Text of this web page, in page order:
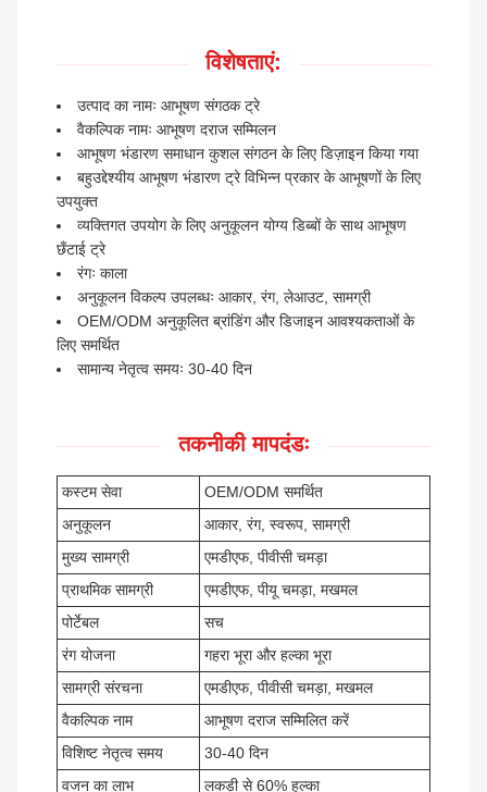
विशेषताएं:
उत्पाद का नामः आभूषण संगठक ट्रे
वैकल्पिक नामः आभूषण दराज सम्मिलन
आभूषण भंडारण समाधान कुशल संगठन के लिए डिज़ाइन किया गया
बहुउद्देश्यीय आभूषण भंडारण ट्रे विभिन्न प्रकार के आभूषणों के लिए
उपयुक्त
व्यक्तिगत उपयोग के लिए अनुकूलन योग्य डिब्बों के साथ आभूषण
छँटाई ट्रे
रंगः काला
अनुकूलन विकल्प उपलब्धः आकार, रंग, लेआउट, सामग्री
OEM/ODM अनुकूलित ब्रांडिंग और डिजाइन आवश्यकताओं के
लिए समर्थित
सामान्य नेतृत्व समयः 30-40 दिन
तकनीकी मापदंडः
कस्टम सेवा
OEM/ODM समर्थित
अनुकूलन
आकार, रंग, स्वरूप, सामग्री
मुख्य सामग्री
एमडीएफ, पीवीसी चमड़ा
प्राथमिक सामग्री
एमडीएफ, पीयू चमड़ा, मखमल
पोर्टेबल
सच
रंग योजना
गहरा भूरा और हल्का भूरा
सामग्री संरचना
एमडीएफ, पीवीसी चमड़ा, मखमल
वैकल्पिक नाम
आभूषण दराज सम्मिलित करें
विशिष्ट नेतृत्व समय
30-40 दिन
वजन का लाभ
लकड़ी से 60% हल्का